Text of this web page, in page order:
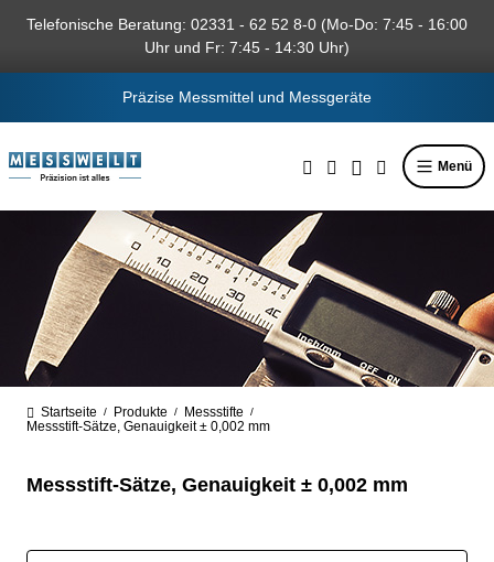
springen
Telefonische Beratung: 02331 - 62 52 8-0 (Mo-Do: 7:45 - 16:00
Uhr und Fr: 7:45 - 14:30 Uhr)
Präzise Messmittel und Messgeräte
Menü
Startseite / Produkte / Messstifte /
Messstift-Sätze, Genauigkeit ± 0,002 mm
Messstift-Sätze, Genauigkeit ± 0,002 mm